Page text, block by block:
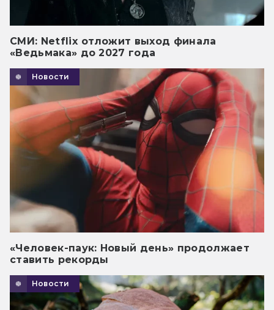
СМИ: Netflix отложит выход финала
«Ведьмака» до 2027 года
Новости
«Человек-паук: Новый день» продолжает
ставить рекорды
Новости